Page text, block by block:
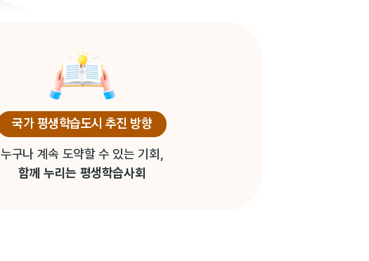
국가 평생학습도시 추진 방향
누구나 계속 도약할 수 있는 기회,
함께 누리는 평생학습사회